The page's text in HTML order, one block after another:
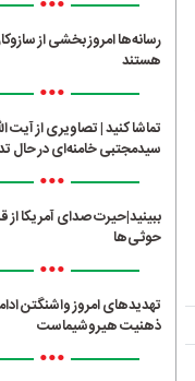
رسانه‌ها امروز بخشی از
هستند
•••
تماشا کنید | تصاویری از آیت
سیدمجتبی خامنه‌ای در حال
•••
ببینید|حیرت صدای آمریکا از
حوثی‌ها
•••
تهدیدهای امروز واشنگتن
ذهنیت هیروشیماست
•••